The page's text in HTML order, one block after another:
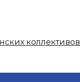
коллективов